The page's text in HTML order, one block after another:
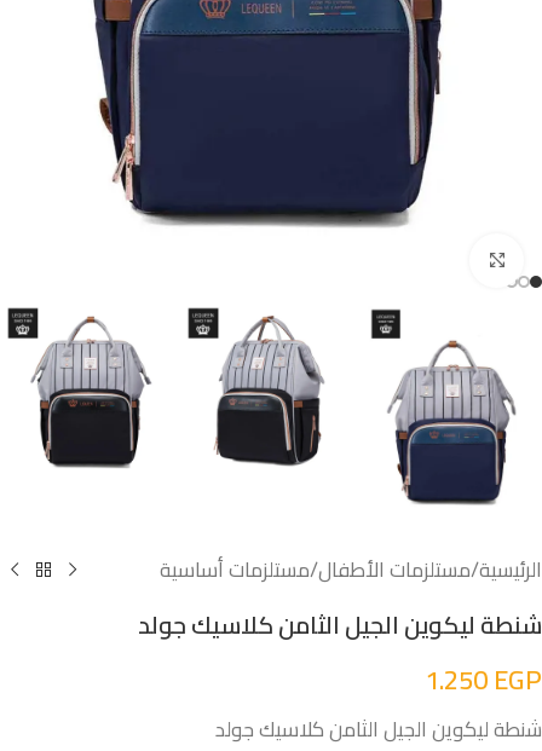
الرئيسية/مستلزمات الأطفال/مستلزمات أساسية
شنطة ليكوين الجيل الثامن كلاسيك جولد
1.250EGP
شنطة ليكوين الجيل الثامن كلاسيك جولد